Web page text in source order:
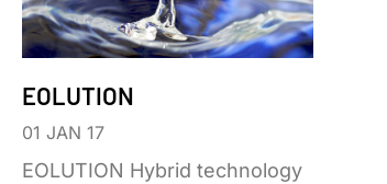
EOLUTION
01 JAN 17
EOLUTION Hybrid technology